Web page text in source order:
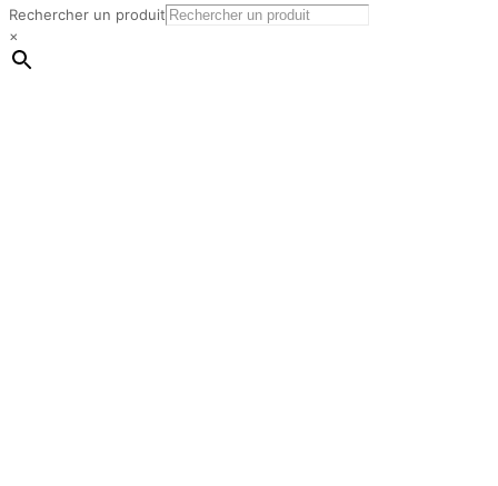
Rechercher un produit
×